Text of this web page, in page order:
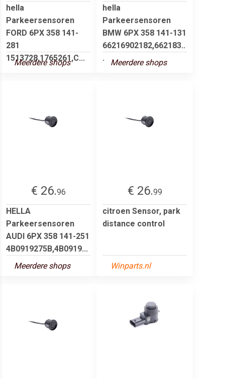
hella
Parkeersensoren
FORD 6PX 358 141-
281
1513728,1765261,C...
Meerdere shops
hella
Parkeersensoren
BMW 6PX 358 141-131
66216902182,662183..
.
Meerdere shops
€ 26.96
HELLA
Parkeersensoren
AUDI 6PX 358 141-251
4B0919275B,4B0919...
Meerdere shops
€ 26.99
citroen Sensor, park
distance control
Winparts.nl